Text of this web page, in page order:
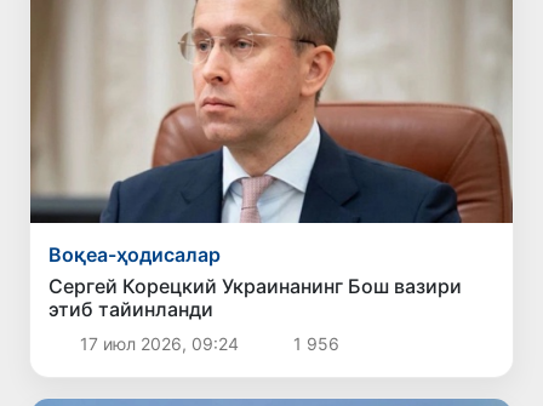
Воқеа-ҳодисалар
Сергей Корецкий Украинанинг Бош вазири
этиб тайинланди
17 июл 2026, 09:24 1 956